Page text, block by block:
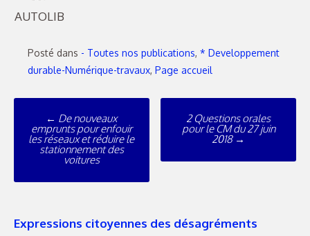
AUTOLIB
Posté dans - Toutes nos publications, * Developpement
durable-Numérique-travaux, Page accueil
Poste
navigation
← De nouveaux
emprunts pour enfouir
les réseaux et réduire le
stationnement des
voitures
2 Questions orales
pour le CM du 27 juin
2018 →
Expressions citoyennes des désagréments